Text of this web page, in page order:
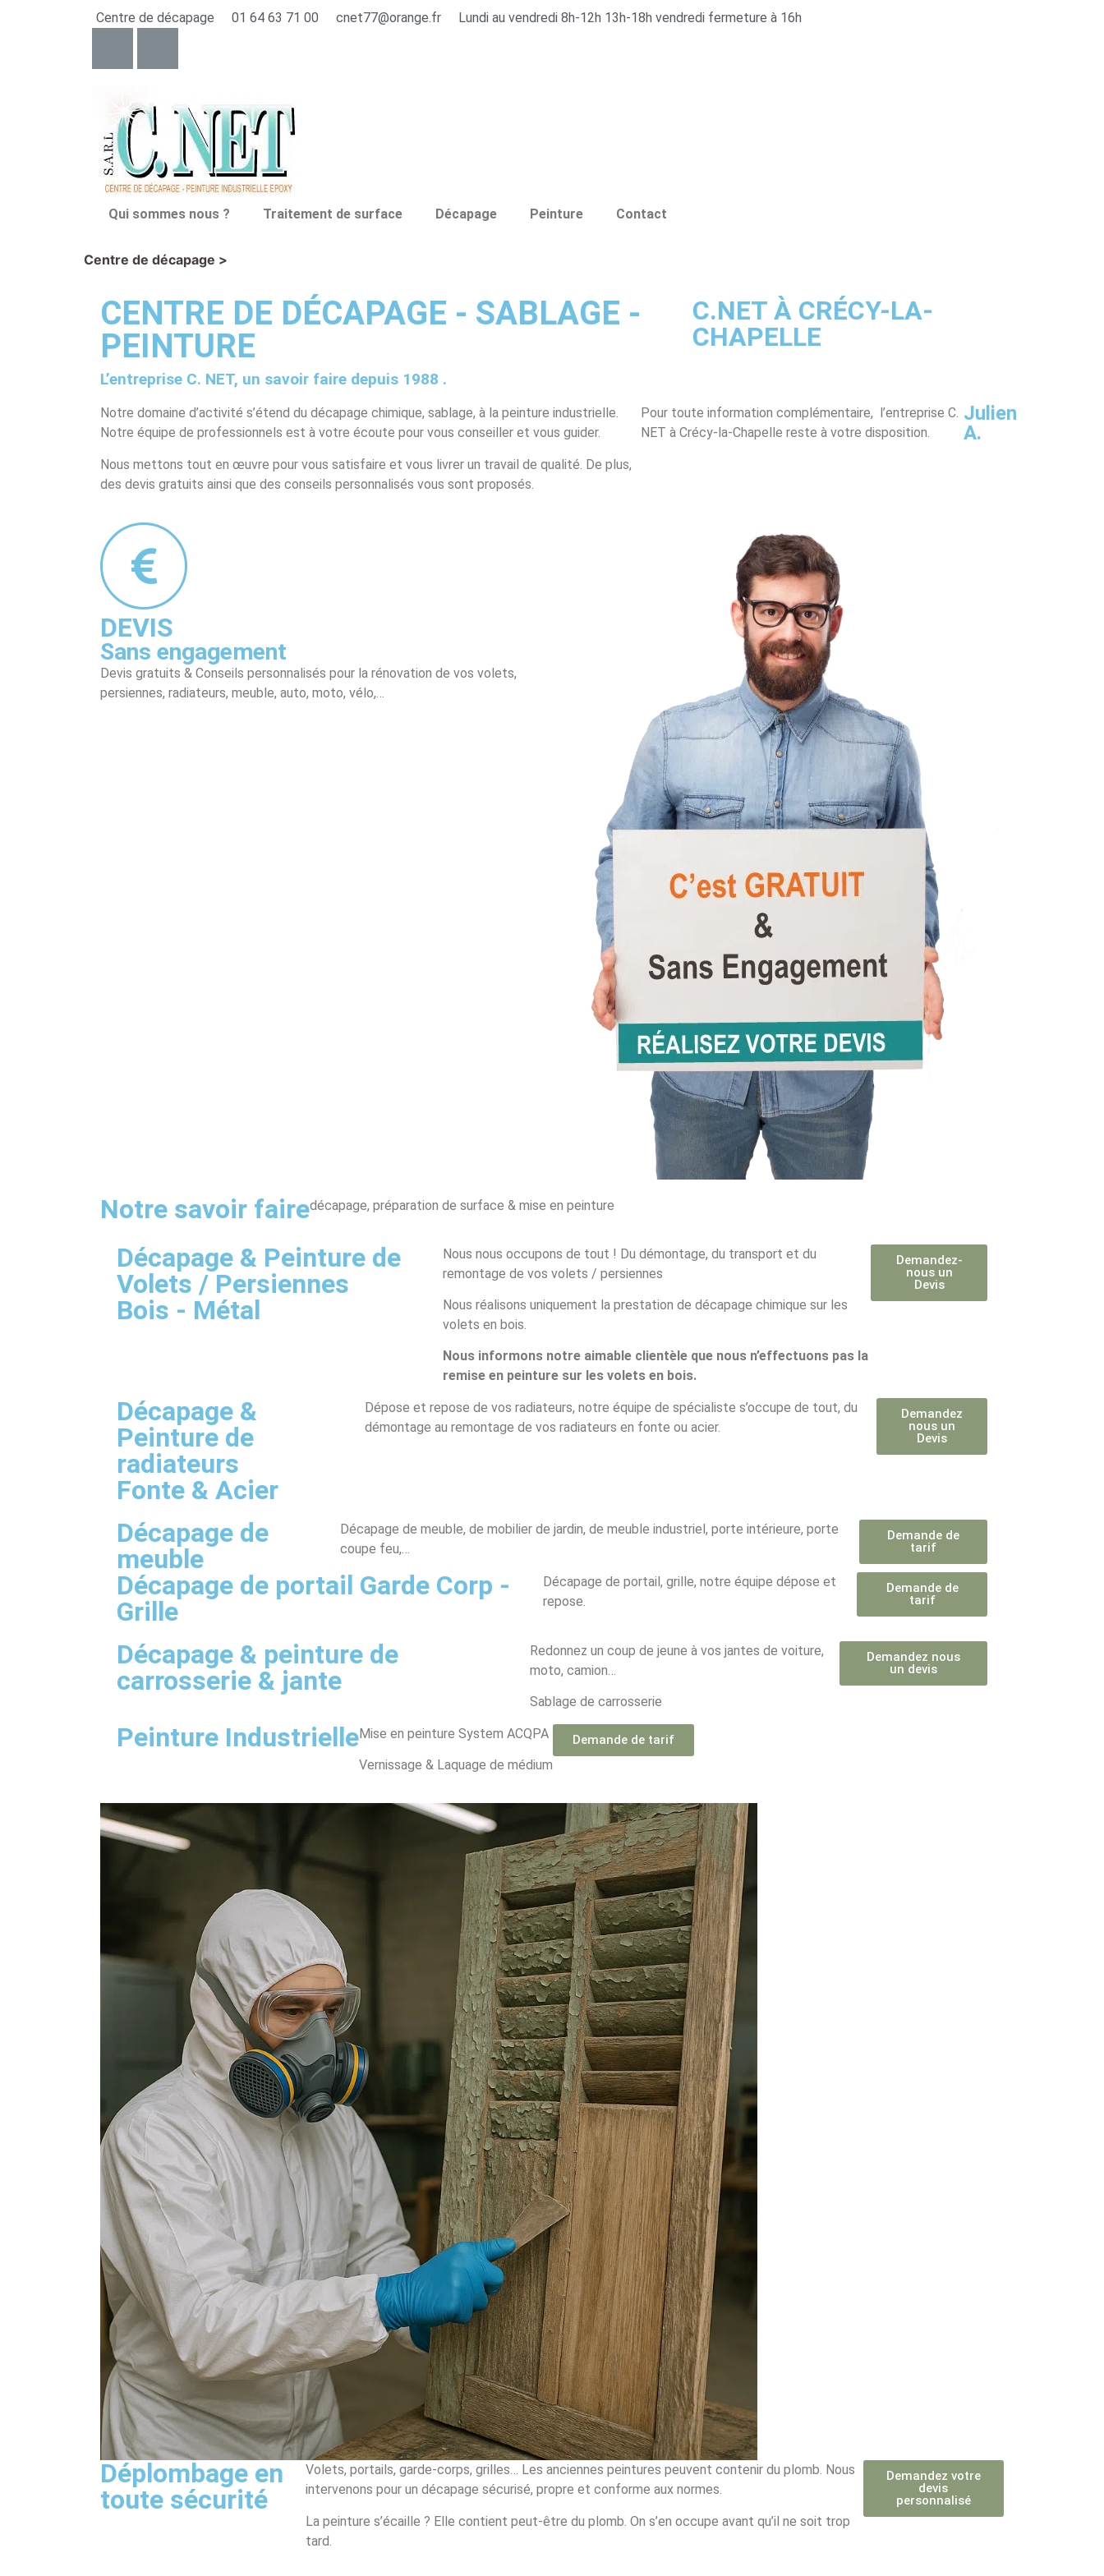
Centre de décapage 01 64 63 71 00 cnet77@orange.fr Lundi au vendredi 8h-12h 13h-18h vendredi fermeture à 16h
Qui sommes nous ? Traitement de surface Décapage Peinture Contact
Centre de décapage >
CENTRE DE DÉCAPAGE - SABLAGE -
PEINTURE
C.NET À CRÉCY-LA-
CHAPELLE
L’entreprise C. NET, un savoir faire depuis 1988 .
Notre domaine d’activité s’étend du décapage chimique, sablage, à la peinture industrielle.
Notre équipe de professionnels est à votre écoute pour vous conseiller et vous guider.
Nous mettons tout en œuvre pour vous satisfaire et vous livrer un travail de qualité. De plus,
des devis gratuits ainsi que des conseils personnalisés vous sont proposés.
Pour toute information complémentaire, l’entreprise C.
NET à Crécy-la-Chapelle reste à votre disposition.
Julien
A.
DEVIS
Sans engagement
Devis gratuits & Conseils personnalisés pour la rénovation de vos volets,
persiennes, radiateurs, meuble, auto, moto, vélo,…
Notre savoir fairedécapage, préparation de surface & mise en peinture
Décapage & Peinture de
Volets / Persiennes
Bois - Métal
Nous nous occupons de tout ! Du démontage, du transport et du
remontage de vos volets / persiennes
Nous réalisons uniquement la prestation de décapage chimique sur les
volets en bois.
Nous informons notre aimable clientèle que nous n’effectuons pas la
remise en peinture sur les volets en bois.
Demandez-
nous un
Devis
Décapage &
Peinture de
radiateurs
Fonte & Acier
Dépose et repose de vos radiateurs, notre équipe de spécialiste s’occupe de tout, du
démontage au remontage de vos radiateurs en fonte ou acier.
Demandez
nous un
Devis
Décapage de
meuble
Décapage de meuble, de mobilier de jardin, de meuble industriel, porte intérieure, porte
coupe feu,…
Demande de
tarif
Décapage de portail Garde Corp -
Grille
Décapage de portail, grille, notre équipe dépose et
repose.
Demande de
tarif
Décapage & peinture de
carrosserie & jante
Redonnez un coup de jeune à vos jantes de voiture,
moto, camion…
Sablage de carrosserie
Demandez nous
un devis
Peinture IndustrielleMise en peinture System ACQPA
Vernissage & Laquage de médium
Demande de tarif
Déplombage en
toute sécurité
Volets, portails, garde-corps, grilles… Les anciennes peintures peuvent contenir du plomb. Nous
intervenons pour un décapage sécurisé, propre et conforme aux normes.
La peinture s’écaille ? Elle contient peut-être du plomb. On s’en occupe avant qu’il ne soit trop
tard.
Demandez votre
devis
personnalisé